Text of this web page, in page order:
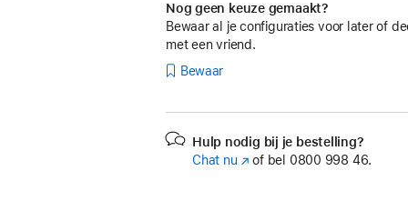
Nog geen keuze gemaakt?
Bewaar al je configuraties voor later of
met een vriend.
Bewaar
Hulp nodig bij je bestelling?
Chat nu (Wordt
of bel 0800 998 46.